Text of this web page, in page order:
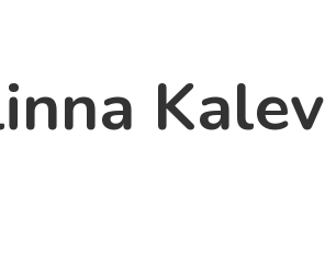
Kalev